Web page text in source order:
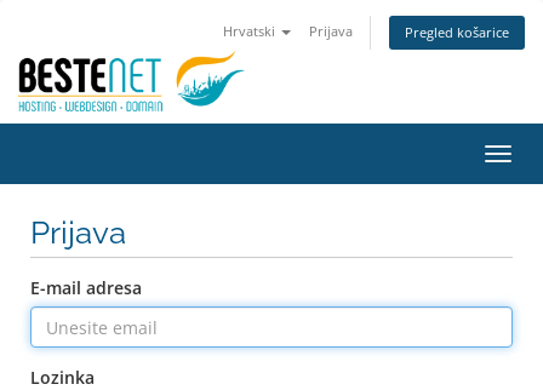
Hrvatski Prijava Pregled košarice
Prijava
E-mail adresa
Lozinka